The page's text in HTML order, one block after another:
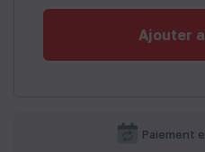
Ajouter
Paiement